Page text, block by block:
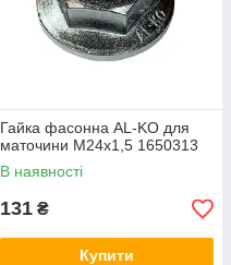
Гайка фасонна AL-KO для
маточини М24х1,5 1650313
В наявності
131 ₴
Купити